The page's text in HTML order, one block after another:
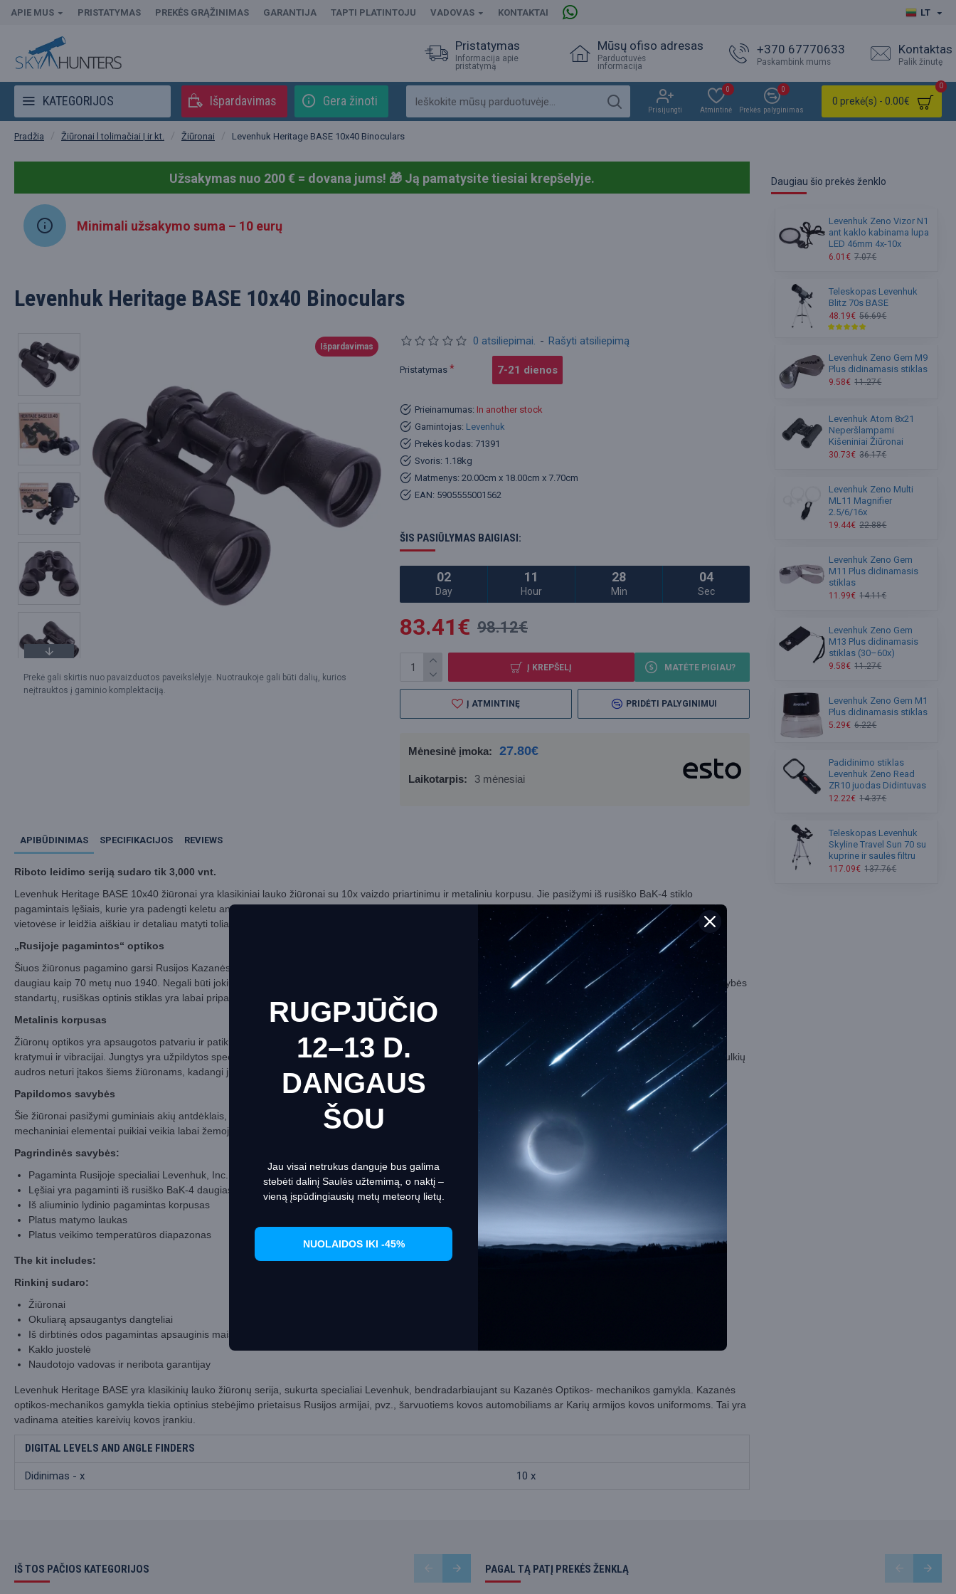
This website uses cookies to ensure you get the best experience on our website
Informacija apie slapukus
APIE MUS PRISTATYMAS PREKĖS GRĄŽINIMAS GARANTIJA TAPTI PLATINTOJU VADOVAS KONTAKTAI LT
Pristatymas
Informacija apie
pristatymą
Mūsų ofiso adresas
Parduotuvės
informacija
+370 67770633
Paskambink mums
Kontaktas
Palik žinutę
KATEGORIJOS Išpardavimas Gera žinoti
Prisijungti Atmintinė
0
Prekės palyginimas
0
0 prekė(s) - 0.00€
0
Pradžia Žiūronai l tolimačiai | ir kt. Žiūronai Levenhuk Heritage BASE 10x40 Binoculars
Užsakymas nuo 200 € = dovana jums! 🎁 Ją pamatysite tiesiai krepšelyje.
Minimali užsakymo suma – 10 eurų
Levenhuk Heritage BASE 10x40 Binoculars
Išpardavimas
Prekė gali skirtis nuo pavaizduotos paveikslėlyje. Nuotraukoje gali būti dalių, kurios
neįtrauktos į gaminio komplektaciją.
Prieinamumas: In another stock
Gamintojas: Levenhuk
Prekės kodas: 71391
Svoris: 1.18kg
Matmenys: 20.00cm x 18.00cm x 7.70cm
EAN: 5905555001562
0 atsiliepimai. - Rašyti atsiliepimą
ŠIS PASIŪLYMAS BAIGIASI:
02
Day
11
Hour
28
Min
02
Sec
83.41€ 98.12€
Pristatymas 7-21 dienos
Į KREPŠELĮ MATĖTE PIGIAU?
Į ATMINTINĘ PRIDĖTI PALYGINIMUI
Mėnesinė įmoka: 27.80€
Laikotarpis: 3 mėnesiai
APIBŪDINIMAS SPECIFIKACIJOS REVIEWS
Riboto leidimo seriją sudaro tik 3,000 vnt.
Levenhuk Heritage BASE 10x40 žiūronai yra klasikiniai lauko žiūronai su 10x vaizdo priartinimu ir metaliniu korpusu. Jie pasižymi iš rusiško BaK-4 stiklo
pagamintais lęšiais, kurie yra padengti keletu anti-refleksinės dangos sluoksniais. Levenhuk Heritage BASE 10x40 žiūronai puikiai tinka stebėjimams atviruose
vietovėse ir leidžia aiškiau ir detaliau matyti toliau esantį vaizdą.
„Rusijoje pagamintos“ optikos
Šiuos žiūronus pagamino garsi Rusijos Kazanės optikos-mechanikos gamykla specialiai Levenhuk, Inc. (USA). Ši gamykla tiekė optinę įrangą Rusijos armijai
daugiau kaip 70 metų nuo 1940. Negali būti jokių kompromisų: kiekvienas lęšis turi pereiti griežtus patikrinimus ir daugybę technologinių testų. Dėl aukštos kokybės
standartų, rusiškas optinis stiklas yra labai pripažįstamas kariuomenės ir medžiotojų visame pasaulyje.
Metalinis korpusas
Žiūronų optikos yra apsaugotos patvariu ir patikimu metaliniu korpusu, kuris yra pagamintas iš aliuminio lydinių, kurie yra atsparūs atsitiktiniams smūgiams,
kratymui ir vibracijai. Jungtys yra užpildytos specialiomis medžiagomis, kurios apsaugos optikos prietaisą nuo dulkių ir drėgmės. Didelis šaltis, stiprus lietus ir dulkių
audros neturi įtakos šiems žiūronams, kadangi jie atlaiko bet kokius sunkumus.
Papildomos savybės
Šie žiūronai pasižymi guminiais akių antdėklais, dioptrijų reguliavimo žiedu ant dešiniojo okuliaro bei fokusavimo ratuku centrinėje prietaiso dalyje. Optiniai ir
mechaniniai elementai puikiai veikia labai žemoje ir labai aukštoje temperatūroje.
Pagrindinės savybės:
Pagaminta Rusijoje specialiai Levenhuk, Inc. (USA)
Lęšiai yra pagaminti iš rusiško BaK-4 daugiasluoksne danga dengto optinio stiklo
Iš aliuminio lydinio pagamintas korpusas
Platus matymo laukas
Platus veikimo temperatūros diapazonas
The kit includes:
Rinkinį sudaro:
Žiūronai
Okuliarą apsaugantys dangteliai
Iš dirbtinės odos pagamintas apsauginis maišelis
Kaklo juostelė
Naudotojo vadovas ir neribota garantijay
Levenhuk Heritage BASE yra klasikinių lauko žiūronų serija, sukurta specialiai Levenhuk, bendradarbiaujant su Kazanės Optikos- mechanikos gamykla. Kazanės
optikos-mechanikos gamykla tiekia optinius stebėjimo prietaisus Rusijos armijai, pvz., šarvuotiems kovos automobiliams ar Karių armijos kovos uniformoms. Tai yra
vadinama ateities kareivių kovos įrankiu.
DIGITAL LEVELS AND ANGLE FINDERS
Didinimas - x 10 x
Daugiau šio prekės ženklo
Levenhuk Zeno Vizor N1
ant kaklo kabinama lupa
LED 46mm 4x-10x
6.01€ 7.07€
Teleskopas Levenhuk
Blitz 70s BASE
48.19€ 56.69€
Levenhuk Zeno Gem M9
Plus didinamasis stiklas
9.58€ 11.27€
Levenhuk Atom 8x21
Neperšlampami
Kišeniniai Žiūronai
30.73€ 36.17€
Levenhuk Zeno Multi
ML11 Magnifier
2.5/6/16x
19.44€ 22.88€
Levenhuk Zeno Gem
M11 Plus didinamasis
stiklas
11.99€ 14.11€
Levenhuk Zeno Gem
M13 Plus didinamasis
stiklas (30–60x)
9.58€ 11.27€
Levenhuk Zeno Gem M1
Plus didinamasis stiklas
5.29€ 6.22€
Padidinimo stiklas
Levenhuk Zeno Read
ZR10 juodas Didintuvas
12.22€ 14.37€
Teleskopas Levenhuk
Skyline Travel Sun 70 su
kuprine ir saulės filtru
117.09€ 137.76€
IŠ TOS PAČIOS KATEGORIJOS PAGAL TĄ PATĮ PREKĖS ŽENKLĄ
RUGPJŪČIO
12–13 D.
DANGAUS
ŠOU
Jau visai netrukus danguje bus galima
stebėti dalinį Saulės užtemimą, o naktį –
vieną įspūdingiausių metų meteorų lietų.
NUOLAIDOS IKI -45%